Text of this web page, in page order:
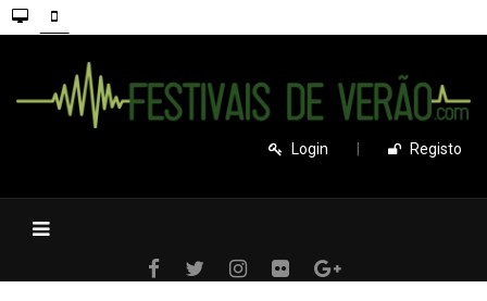
Login Registo